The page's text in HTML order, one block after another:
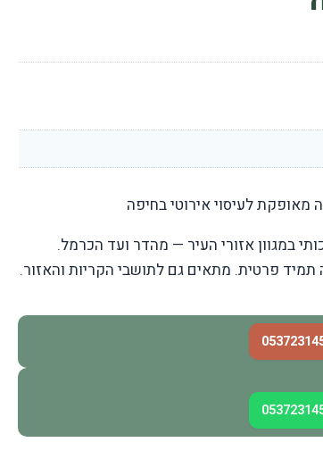
מאופקת לעיסוי אירוטי בחיפה
במגוון אזורי העיר — מהדר ועד הכרמל.
תמיד פרטית. מתאים גם לתושבי הקריות והאזור.